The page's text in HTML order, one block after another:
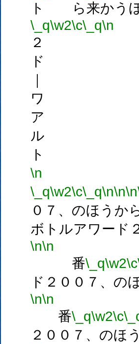
ト ら来かう
\_q\w2\c\_q\n
２
ド
ワ
ア
ル
ト
\n
\_q\w2\c\_q\n\n\n
０７、のほうか
ボトルアワード
\n\n
番\_q\w2\c
ド２００７、の
\n\n
番\_q\w2\c
２００７、のほ